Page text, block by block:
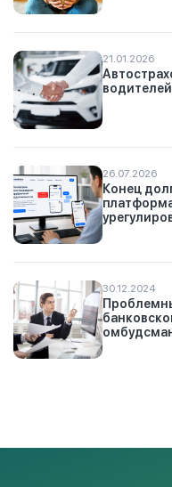
21.01.2026
26.07.2026
Конец
30.12.2024